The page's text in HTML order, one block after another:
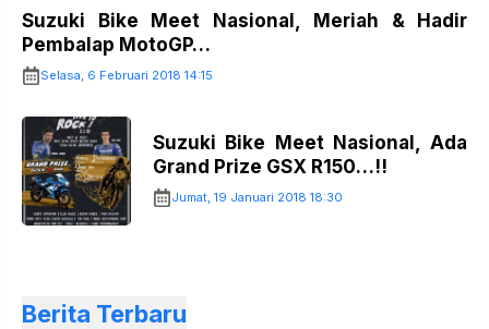
Suzuki Bike Meet Nasional, Meriah & Hadir
Pembalap MotoGP…
Selasa, 6 Februari 2018 14:15
Suzuki Bike Meet Nasional, Ada
Grand Prize GSX R150…!!
Jumat, 19 Januari 2018 18:30
Berita Terbaru